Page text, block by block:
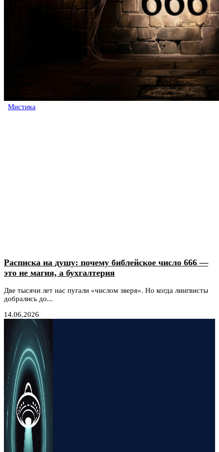
Мистика
Расписка на душу: почему библейское число 666 —
это не магия, а бухгалтерия
Две тысячи лет нас пугали «числом зверя». Но когда лингвисты
добрались до...
14.06.2026